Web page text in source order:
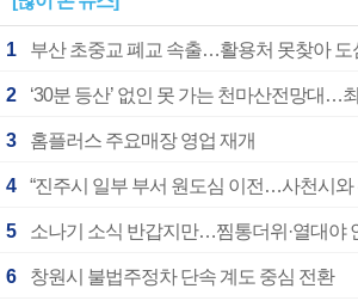
1 부산 초중교 폐교 속출…활용처 못찾아 도
2 ‘30분 등산’ 없인 못 가는 천마산전망대…
3 홈플러스 주요매장 영업 재개
4 “진주시 일부 부서 원도심 이전…사천시와
5 소나기 소식 반갑지만…찜통더위·열대야
6 창원시 불법주정차 단속 계도 중심 전환